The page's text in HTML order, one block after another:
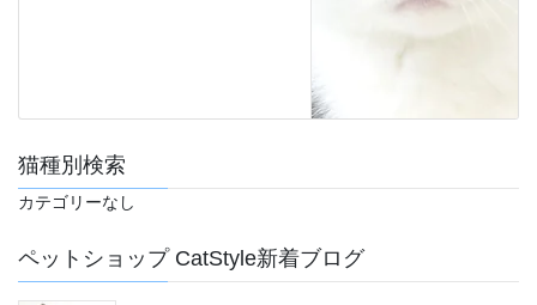
猫種別検索
カテゴリーなし
ペットショップ CatStyle新着ブログ